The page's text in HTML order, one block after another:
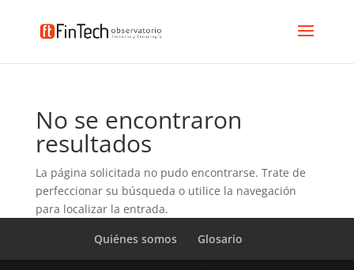
No se encontraron
resultados
La página solicitada no pudo encontrarse. Trate de
perfeccionar su búsqueda o utilice la navegación
para localizar la entrada.
Quiénes somos
Glosario